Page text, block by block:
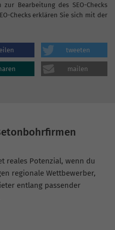
Bearbeitung des SEO-Checks
Checks erklären Sie sich mit der
tweeten
mailen
reales Potenzial, wenn du
regionale Wettbewerber,
entlang passender